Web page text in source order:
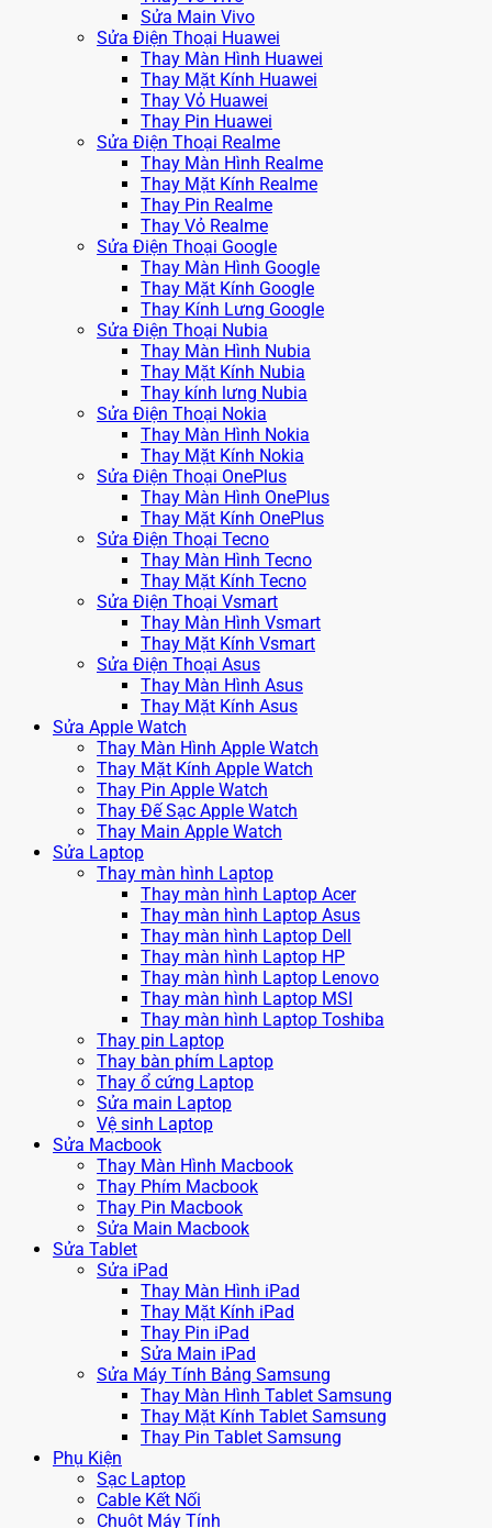
Sửa Main Vivo
Sửa Điện Thoại Huawei
Thay Màn Hình Huawei
Thay Mặt Kính Huawei
Thay Vỏ Huawei
Thay Pin Huawei
Sửa Điện Thoại Realme
Thay Màn Hình Realme
Thay Mặt Kính Realme
Thay Pin Realme
Thay Vỏ Realme
Sửa Điện Thoại Google
Thay Màn Hình Google
Thay Mặt Kính Google
Thay Kính Lưng Google
Sửa Điện Thoại Nubia
Thay Màn Hình Nubia
Thay Mặt Kính Nubia
Thay kính lưng Nubia
Sửa Điện Thoại Nokia
Thay Màn Hình Nokia
Thay Mặt Kính Nokia
Sửa Điện Thoại OnePlus
Thay Màn Hình OnePlus
Thay Mặt Kính OnePlus
Sửa Điện Thoại Tecno
Thay Màn Hình Tecno
Thay Mặt Kính Tecno
Sửa Điện Thoại Vsmart
Thay Màn Hình Vsmart
Thay Mặt Kính Vsmart
Sửa Điện Thoại Asus
Thay Màn Hình Asus
Thay Mặt Kính Asus
Sửa Apple Watch
Thay Màn Hình Apple Watch
Thay Mặt Kính Apple Watch
Thay Pin Apple Watch
Thay Đế Sạc Apple Watch
Thay Main Apple Watch
Sửa Laptop
Thay màn hình Laptop
Thay màn hình Laptop Acer
Thay màn hình Laptop Asus
Thay màn hình Laptop Dell
Thay màn hình Laptop HP
Thay màn hình Laptop Lenovo
Thay màn hình Laptop MSI
Thay màn hình Laptop Toshiba
Thay pin Laptop
Thay bàn phím Laptop
Thay ổ cứng Laptop
Sửa main Laptop
Vệ sinh Laptop
Sửa Macbook
Thay Màn Hình Macbook
Thay Phím Macbook
Thay Pin Macbook
Sửa Main Macbook
Sửa Tablet
Sửa iPad
Thay Màn Hình iPad
Thay Mặt Kính iPad
Thay Pin iPad
Sửa Main iPad
Sửa Máy Tính Bảng Samsung
Thay Màn Hình Tablet Samsung
Thay Mặt Kính Tablet Samsung
Thay Pin Tablet Samsung
Phụ Kiện
Sạc Laptop
Cable Kết Nối
Chuột Máy Tính